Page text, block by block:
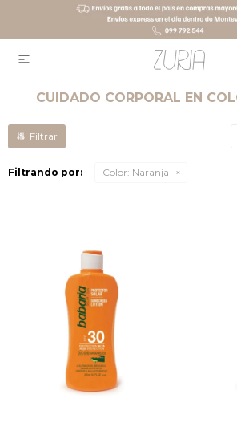

CUIDADO CORPORAL EN
Filtrando por: Color: Naranja